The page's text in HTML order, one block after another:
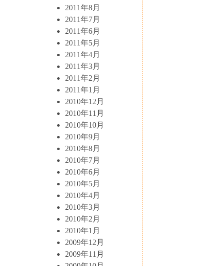
2011年8月
2011年7月
2011年6月
2011年5月
2011年4月
2011年3月
2011年2月
2011年1月
2010年12月
2010年11月
2010年10月
2010年9月
2010年8月
2010年7月
2010年6月
2010年5月
2010年4月
2010年3月
2010年2月
2010年1月
2009年12月
2009年11月